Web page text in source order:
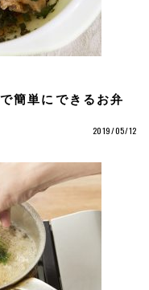
簡単にできるお弁
2019/05/12